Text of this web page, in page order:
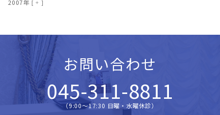
2007年
お問い合わせ
045-311-8811
（9:00〜17:30 日曜・水曜休診）